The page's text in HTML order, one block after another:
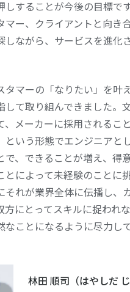
しすることが今後の目標で
マー、クライアントと向き
しながら、サービスを進化
タマーの「なりたい」を叶
して取り組んできました。
、メーカーに採用されるこ
という形態でエンジニアと
で、できることが増え、得
とによって未経験のことに
それが業界全体に伝播し、
方にとってスキルに捉われ
なことになるように尽力し
林田 順司（はやしだ じ